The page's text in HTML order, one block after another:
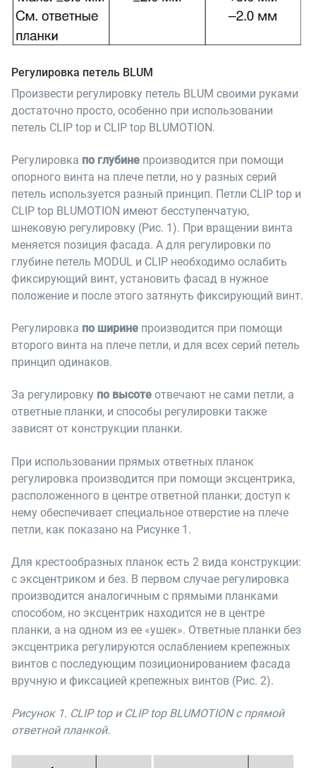
Регулировка петель BLUM
Произвести регулировку петель BLUM своими руками
достаточно просто, особенно при использовании
петель CLIP top и CLIP top BLUMOTION.
Регулировка по глубине производится при помощи
опорного винта на плече петли, но у разных серий
петель используется разный принцип. Петли CLIP top и
CLIP top BLUMOTION имеют бесступенчатую,
шнековую регулировку (Рис. 1). При вращении винта
меняется позиция фасада. А для регулировки по
глубине петель MODUL и CLIP необходимо ослабить
фиксирующий винт, установить фасад в нужное
положение и после этого затянуть фиксирующий винт.
Регулировка по ширине производится при помощи
второго винта на плече петли, и для всех серий петель
принцип одинаков.
За регулировку по высоте отвечают не сами петли, а
ответные планки, и способы регулировки также
зависят от конструкции планки.
При использовании прямых ответных планок
регулировка производится при помощи эксцентрика,
расположенного в центре ответной планки; доступ к
нему обеспечивает специальное отверстие на плече
петли, как показано на Рисунке 1.
Для крестообразных планок есть 2 вида конструкции:
с эксцентриком и без. В первом случае регулировка
производится аналогичным с прямыми планками
способом, но эксцентрик находится не в центре
планки, а на одном из ее «ушек». Ответные планки без
эксцентрика регулируются ослаблением крепежных
винтов с последующим позиционированием фасада
вручную и фиксацией крепежных винтов (Рис. 2).
Рисунок 1. CLIP top и CLIP top BLUMOTION с прямой
ответной планкой.